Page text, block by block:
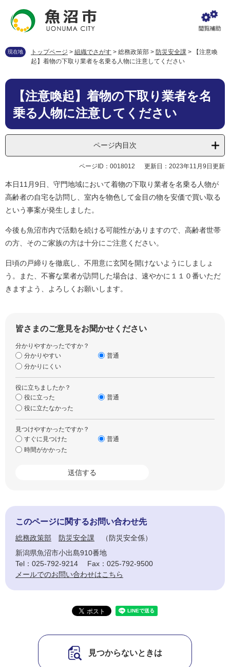
先
す
を
し
へ
現在地 トップページ > 組織でさがす > 総務政策部 > 防災安全課 >
【注意喚
起】着物の下取り業者を名乗る人物に注意してください
本
【注意喚起】着物の下取り業者を名
乗る人物に注意してください
ページ内目次
ページID：0018012 更新日：2023年11月9日更新
本日11月9日、守門地域において着物の下取り業者を名乗る人物が
高齢者の自宅を訪問し、室内を物色して金目の物を安価で買い取る
という事案が発生しました。
今後も魚沼市内で活動を続ける可能性がありますので、高齢者世帯
の方、そのご家族の方は十分にご注意ください。
日頃の戸締りを徹底し、不用意に玄関を開けないようにしましょ
う。また、不審な業者が訪問した場合は、速やかに１１０番いただ
きますよう、よろしくお願いします。
皆さまのご意見をお聞かせください
分かりやすかったですか？
分かりやすい
普通
分かりにくい
役に立ちましたか？
役に立った
普通
役に立たなかった
見つけやすかったですか？
すぐに見つけた
普通
時間がかかった
このページに関するお問い合わせ先
総務政策部 防災安全課
防災安全係
新潟県魚沼市小出島910番地
Tel：025-792-9214
Fax：025-792-9500
メールでのお問い合わせはこちら
見つからないときは